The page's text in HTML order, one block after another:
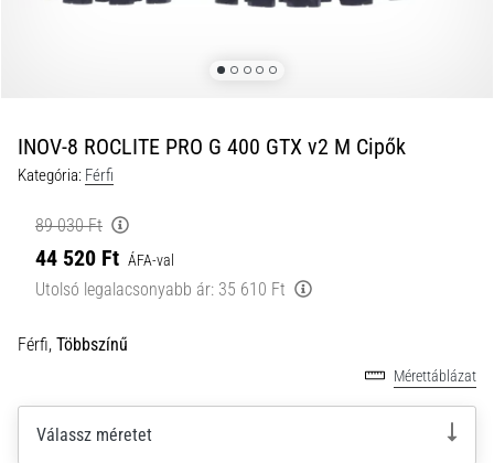
A
gyakorlatban
ingafutás
sebességet,
és
irányváltási
képességet
INOV-8 ROCLITE PRO G 400 GTX v2 M Cipők
Kategória: Férfi
89 030 Ft
44 520 Ft ÁFA-val
Utolsó legalacsonyabb ár: 35 610 Ft
Férfi, Többszínű
Mérettáblázat
Válassz méretet